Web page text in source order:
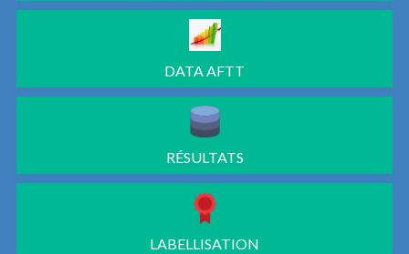
DATA AFTT
RÉSULTATS
LABELLISATION